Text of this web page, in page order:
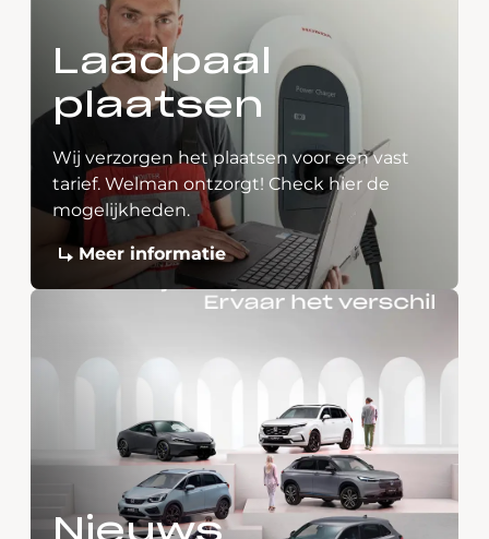
Laadpaal
plaatsen
Wij verzorgen het plaatsen voor een vast
tarief. Welman ontzorgt! Check hier de
mogelijkheden.
Meer informatie
Nieuws